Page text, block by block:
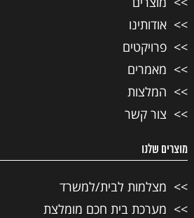
אודותינו
פרויקטים
מאמרים
המלצות
צור קשר
מוצרים שלנו
מצלמות לבית/למשרד
מערכת בית חכם מומלצת